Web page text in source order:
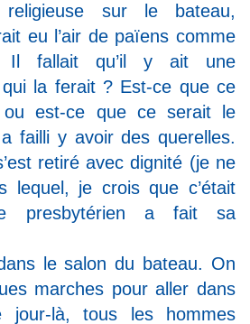
religieuse sur le bateau,
eu l’air de païens comme
Il fallait qu’il y ait une
la ferait ? Est-ce que ce
ou est‑ce que ce serait le
failli y avoir des querelles.
retiré avec dignité (je ne
lequel, je crois que c’était
presbytérien a fait sa
le salon du bateau. On
marches pour aller dans
là, tous les hommes